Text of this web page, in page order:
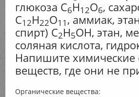
глюкоза С6Н12O6,
С12Н22О11 , аммиак,
спирт) С2Н5ОН, этан,
соляная кислота,
Напишите
веществ, где они не
Органические вещества: